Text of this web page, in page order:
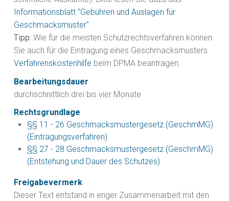
Informationsblatt "Gebühren und Auslagen für
Geschmacksmuster"
Tipp: Wie für die meisten Schutzrechtsverfahren können
Sie auch für die Eintragung eines Geschmacksmusters
Verfahrenskostenhilfe beim DPMA beantragen.
Bearbeitungsdauer
durchschnittlich drei bis vier Monate
Rechtsgrundlage
§§ 11 - 26 Geschmacksmustergesetz (GeschmMG)
(Eintragungsverfahren)
§§ 27 - 28 Geschmacksmustergesetz (GeschmMG)
(Entstehung und Dauer des Schutzes)
Freigabevermerk
Dieser Text entstand in enger Zusammenarbeit mit den